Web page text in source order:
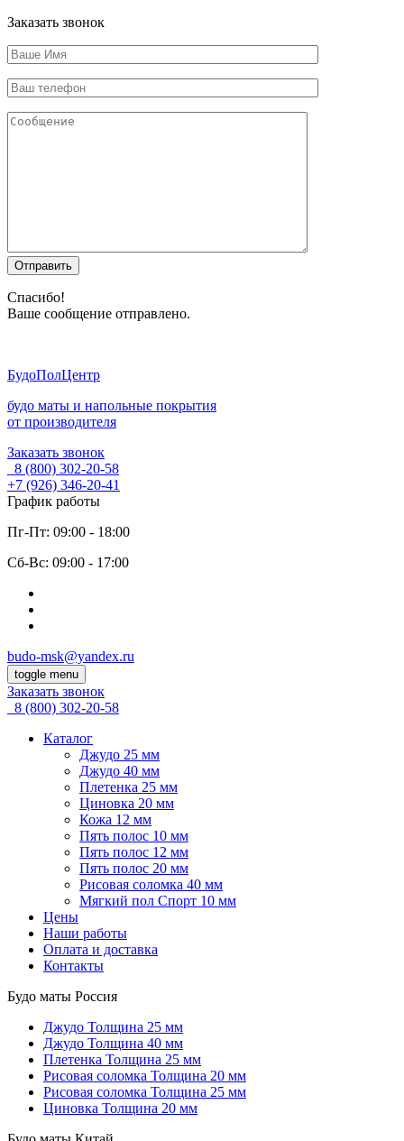
Заказать звонок
Отправить
Спасибо!
Ваше сообщение отправлено.
БудоПолЦентр
будо маты и напольные покрытия
от производителя
Заказать звонок
8 (800) 302-20-58
+7 (926) 346-20-41
График работы
Пг-Пт: 09:00 - 18:00
Cб-Вс: 09:00 - 17:00
budo-msk@yandex.ru
toggle menu
Заказать звонок
8 (800) 302-20-58
Каталог
Джудо 25 мм
Джудо 40 мм
Плетенка 25 мм
Циновка 20 мм
Кожа 12 мм
Пять полос 10 мм
Пять полос 12 мм
Пять полос 20 мм
Рисовая соломка 40 мм
Мягкий пол Спорт 10 мм
Цены
Наши работы
Оплата и доставка
Контакты
Будо маты Россия
Джудо Толщина 25 мм
Джудо Толщина 40 мм
Плетенка Толщина 25 мм
Рисовая соломка Толщина 20 мм
Рисовая соломка Толщина 25 мм
Циновка Толщина 20 мм